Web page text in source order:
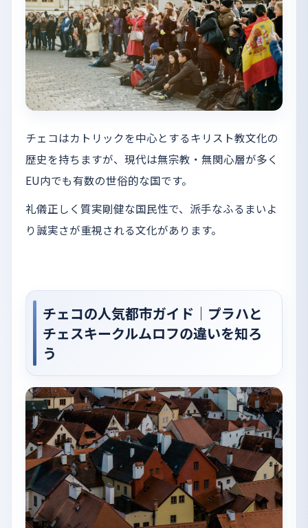
チェコはカトリックを中心とするキリスト教文化の
歴史を持ちますが、現代は無宗教・無関心層が多く
EU内でも有数の世俗的な国です。
礼儀正しく質実剛健な国民性で、派手なふるまいよ
り誠実さが重視される文化があります。
チェコの人気都市ガイド｜プラハと
チェスキークルムロフの違いを知ろ
う